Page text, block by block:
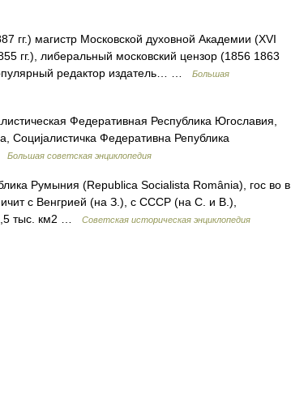
гг.) магистр Московской духовной Академии (XVI
гг.), либеральный московский цензор (1856 1863
редактор издатель… …
Большая
Федеративная Республика Югославия,
Федеративна Република
Большая советская энциклопедия
Румыния (Republica Socialista România), гос во в
с Венгрией (на З.), с СССР (на С. и В.),
тыс. км2 …
Советская историческая энциклопедия